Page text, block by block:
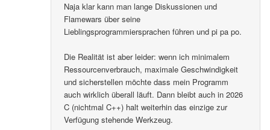
Naja klar kann man lange Diskussionen und
Flamewars über seine
Lieblingsprogrammiersprachen führen und pi pa po.
Die Realität ist aber leider: wenn ich minimalem
Ressourcenverbrauch, maximale Geschwindigkeit
und sicherstellen möchte dass mein Programm
auch wirklich überall läuft. Dann bleibt auch in 2026
C (nichtmal C++) halt weiterhin das einzige zur
Verfügung stehende Werkzeug.